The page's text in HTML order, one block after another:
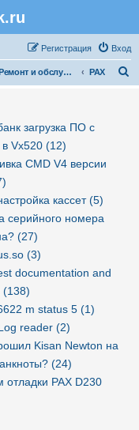
Вход
Регистрация
Ремонт и обслуживание POS-терминалов PAX
загрузка ПО с
Vx520 (12)
CMD V4 версии
кассет (5)
серийного номера
(27)
(3)
documentation and
(138)
m status 5 (1)
reader (2)
Kisan Newton на
(24)
отладки PAX D230